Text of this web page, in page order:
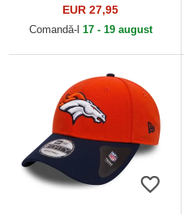
Carolina Panthers NFL de
New Era
EUR 27,95
Comandă-l 17 - 19 august